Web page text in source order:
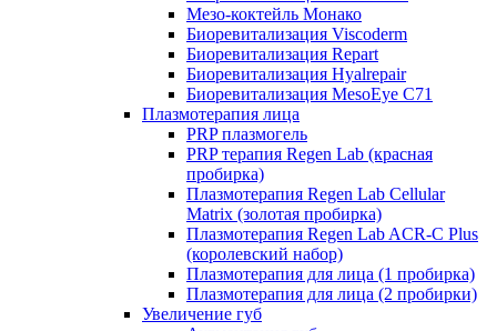
Мезо-коктейль Монако
Биоревитализация Viscoderm
Биоревитализация Repart
Биоревитализация Hyalrepair
Биоревитализация MesoEye C71
Плазмотерапия лица
PRP плазмогель
PRP терапия Regen Lab (красная
пробирка)
Плазмотерапия Regen Lab Cellular
Matrix (золотая пробирка)
Плазмотерапия Regen Lab ACR-C Plus
(королевский набор)
Плазмотерапия для лица (1 пробирка)
Плазмотерапия для лица (2 пробирки)
Увеличение губ